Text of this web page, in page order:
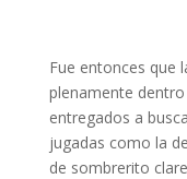
Fue entonces que
plenamente
entregados a
jugadas como la
de sombrerito